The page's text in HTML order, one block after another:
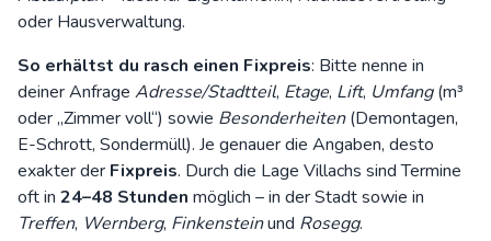
oder Hausverwaltung.
So erhältst du rasch einen Fixpreis: Bitte nenne in
deinerAnfrage Adresse/Stadtteil, Etage, Lift, Umfang(m³
oder „Zimmer voll“) sowie Besonderheiten(Demontagen,
E-Schrott, Sondermüll). Je genauer die Angaben, desto
exakter der Fixpreis. Durch die Lage Villachs sind Termine
oft in 24–48 Stunden möglich – in der Stadt sowie in
Treffen, Wernberg, Finkensteinund Rosegg.